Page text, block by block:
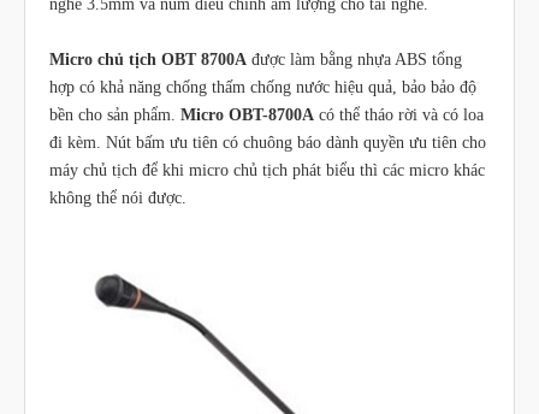
nghe 3.5mm và núm điều chỉnh âm lượng cho tai nghe.
Micro chủ tịch OBT 8700A được làm bằng nhựa ABS tổng
hợp có khả năng chống thấm chống nước hiệu quả, bảo bảo độ
bền cho sản phẩm. Micro OBT-8700A có thể tháo rời và có loa
đi kèm. Nút bấm ưu tiên có chuông báo dành quyền ưu tiên cho
máy chủ tịch để khi micro chủ tịch phát biểu thì các micro khác
không thể nói được.